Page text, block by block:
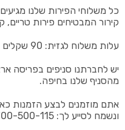
כל משלוחי הפירות שלנו
קירור המבטיחים פירות טריים,
עלות משלוח לגזית: 90 שקלים
יש לחברתנו סניפים בפריסה
מהסניף שלנו בחיפה.
אתם מוזמנים לבצע הזמנות
ונשמח לסייע לך: 1700-500-115